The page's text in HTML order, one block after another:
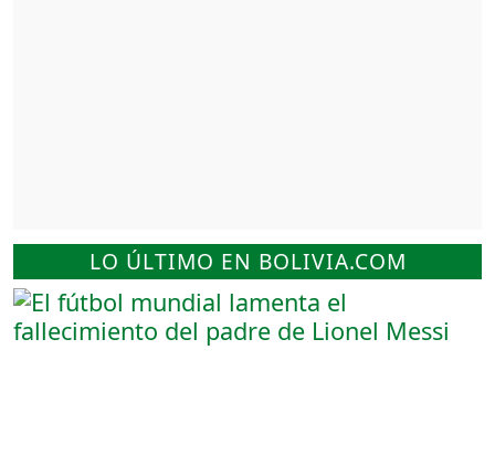
LO ÚLTIMO EN BOLIVIA.COM